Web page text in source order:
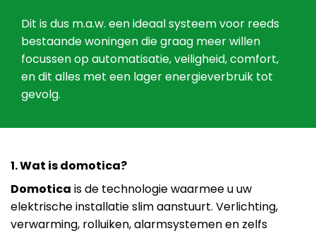
Dit is dus m.a.w. een ideaal systeem voor reeds
bestaande woningen die graag meer willen
focussen op automatisatie, veiligheid, comfort,
en dit alles met een lager energieverbruik tot
gevolg.
1. Wat is domotica?
Domotica is de technologie waarmee u uw
elektrische installatie slim aanstuurt. Verlichting,
verwarming, rolluiken, alarmsystemen en zelfs